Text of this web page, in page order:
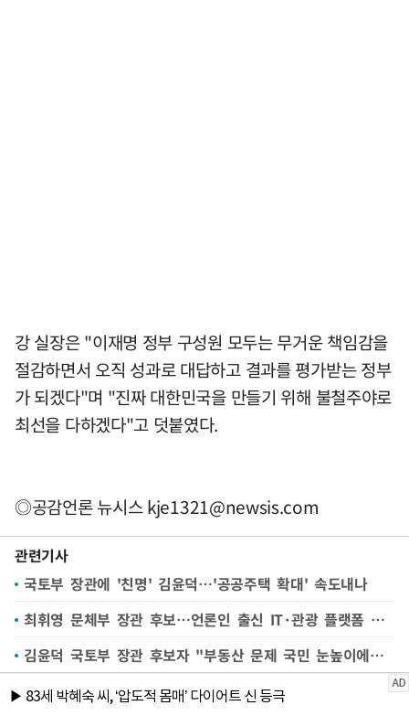
강 실장은 "이재명 정부 구성원 모두는 무거운 책임감을
절감하면서 오직 성과로 대답하고 결과를 평가받는 정부
가 되겠다"며 "진짜 대한민국을 만들기 위해 불철주야로
최선을 다하겠다"고 덧붙였다.
◎공감언론 뉴시스kje1321@newsis.com
관련기사
국토부 장관에 '친명' 김윤덕…'공공주택 확대' 속도내나
최휘영 문체부 장관 후보…언론인 출신 IT·관광 플랫폼 전문가 [프로필]
김윤덕 국토부 장관 후보자 "부동산 문제 국민 눈높이에서 접근"[프로필]